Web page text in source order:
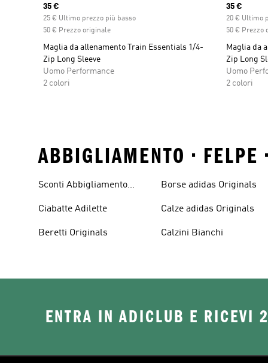
Current price
35 €
25 € Ultimo prezzo più basso
50 € Prezzo originale
Maglia da allenamento Train Essentials 1/4-
Zip Long Sleeve
Uomo Performance
2 colori
Current
35 €
20 € Ultimo
50 € Prezzo
Maglia da
Zip Long
Uomo
2 colori
ABBIGLIAMENTO •
Sconti Abbigliamento
Ciabatte Adilette
Beretti Originals
Borse adidas Originals
Calze adidas Originals
Calzini Bianchi
ENTRA IN ADICLUB E RICEVI